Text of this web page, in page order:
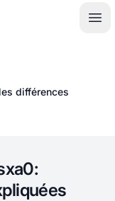
différences